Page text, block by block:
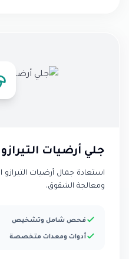
جلي أرضيات
استعادة جمال أرضيات
ومعالجة الشقوق.
فحص شامل وتشخيص
أدوات ومعدات متخصصة